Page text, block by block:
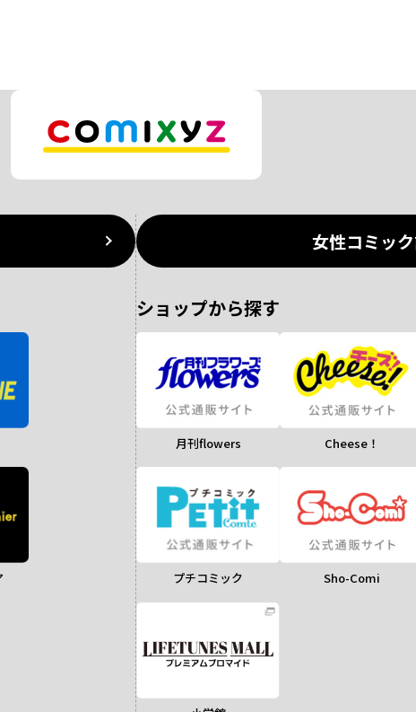
女性コミッ
ショップから探す
月刊flowers Cheese！
プチコミック Sho-Comi